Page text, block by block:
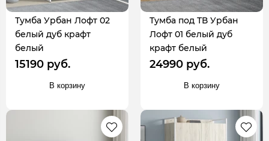
Тумба Урбан Лофт 02
белый дуб крафт
белый
15190 руб.
В корзину
Тумба под ТВ Урбан
Лофт 01 белый дуб
крафт белый
24990 руб.
В корзину